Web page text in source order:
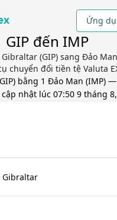
Ứng
GIP đến IMP
(GIP) sang Đảo
chuyển đổi tiền tệ Valuta
GIP) bằng 1 Đảo Man (IMP) —
nhật lúc 07:50 9 tháng
Gibraltar